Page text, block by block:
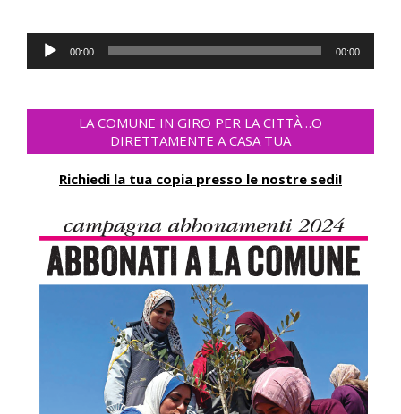
Reproductor
de
00:00 00:00
LA COMUNE IN GIRO PER LA CITTÀ…O
DIRETTAMENTE A CASA TUA
Richiedi la tua copia presso le nostre sedi!